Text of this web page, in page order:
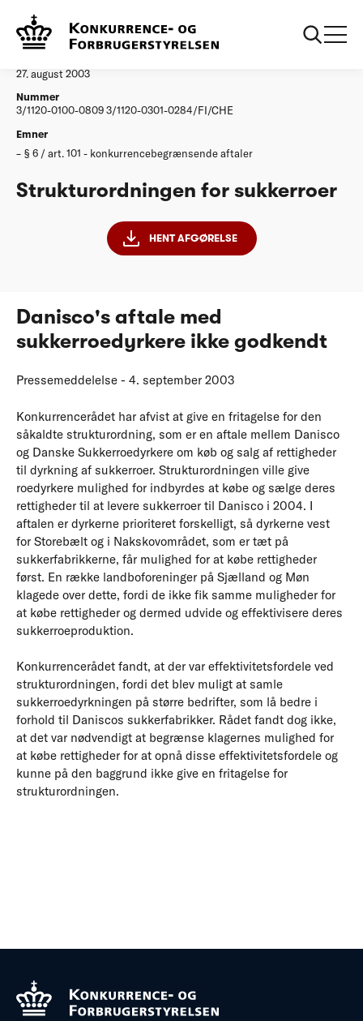
Afgørelser
27. august 2003
Nummer
3/1120-0100-0809 3/1120-0301-0284/FI/CHE
Emner
§ 6 / art. 101 - konkurrencebegrænsende aftaler
Strukturordningen for sukkerroer
HENT AFGØRELSE
Danisco's aftale med
sukkerroedyrkere ikke godkendt
Pressemeddelelse - 4. september 2003
Konkurrencerådet har afvist at give en fritagelse for den
såkaldte strukturordning, som er en aftale mellem Danisco
og Danske Sukkerroedyrkere om køb og salg af rettigheder
til dyrkning af sukkerroer. Strukturordningen ville give
roedyrkere mulighed for indbyrdes at købe og sælge deres
rettigheder til at levere sukkerroer til Danisco i 2004. I
aftalen er dyrkerne prioriteret forskelligt, så dyrkerne vest
for Storebælt og i Nakskovområdet, som er tæt på
sukkerfabrikkerne, får mulighed for at købe rettigheder
først. En række landboforeninger på Sjælland og Møn
klagede over dette, fordi de ikke fik samme muligheder for
at købe rettigheder og dermed udvide og effektivisere deres
sukkerroeproduktion.
Konkurrencerådet fandt, at der var effektivitetsfordele ved
strukturordningen, fordi det blev muligt at samle
sukkerroedyrkningen på større bedrifter, som lå bedre i
forhold til Daniscos sukkerfabrikker. Rådet fandt dog ikke,
at det var nødvendigt at begrænse klagernes mulighed for
at købe rettigheder for at opnå disse effektivitetsfordele og
kunne på den baggrund ikke give en fritagelse for
strukturordningen.